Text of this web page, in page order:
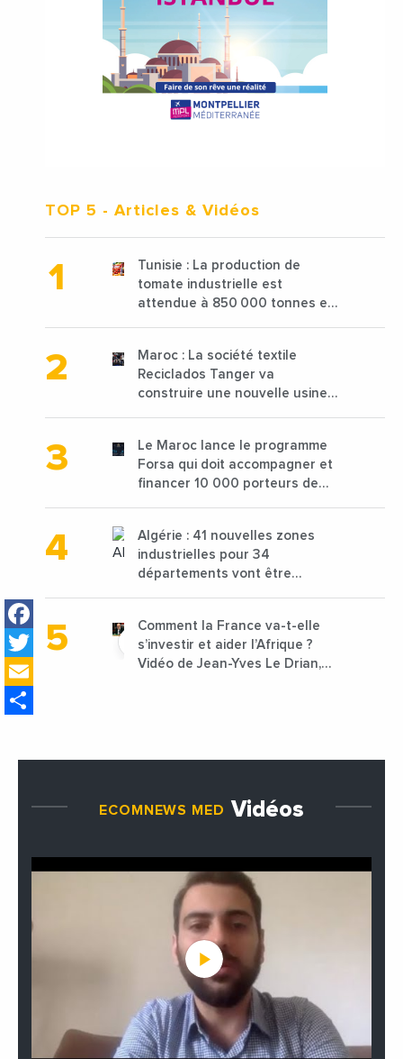
Facebook
Twitter
TOP 5 - Articles & Vidéos
Tunisie : La production de
tomate industrielle est
attendue à 850 000 tonnes en
Maroc : La société textile
Reciclados Tanger va
construire une nouvelle usine
Le Maroc lance le programme
Forsa qui doit accompagner et
financer 10 000 porteurs de
Algérie : 41 nouvelles zones
industrielles pour 34
départements vont être
Comment la France va-t-elle
s’investir et aider l’Afrique ?
Vidéo de Jean-Yves Le Drian,
ECOMNEWS MED Vidéos